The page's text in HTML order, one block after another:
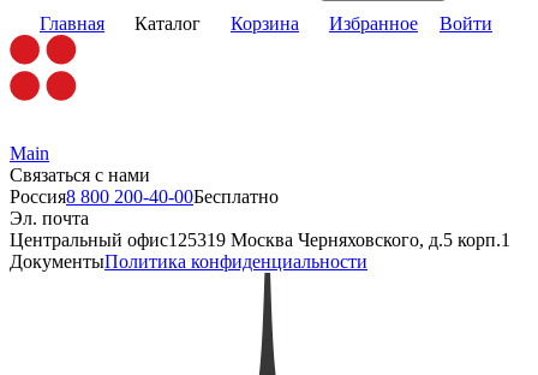
Главная Каталог Корзина Избранное Войти
Main
Связаться с нами
Россия8 800 200-40-00Бесплатно
Эл. почта
Центральный офис125319 Москва Черняховского, д.5 корп.1
ДокументыПолитика конфиденциальности